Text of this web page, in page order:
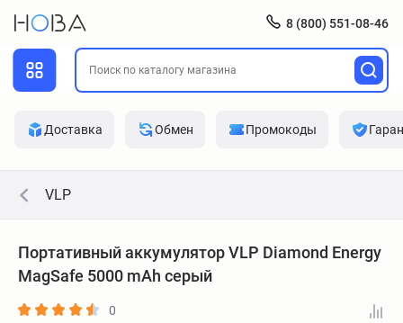
8 (800) 551-08-46
Доставка Обмен Промокоды
VLP
Портативный аккумулятор VLP Diamond Energy
MagSafe 5000 mAh серый
0